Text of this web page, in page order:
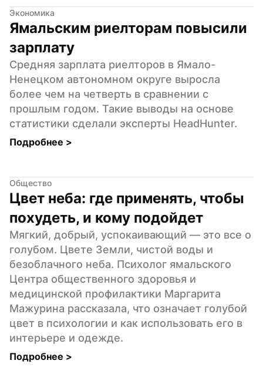
Экономика
Ямальским риелторам повысили
зарплату
Средняя зарплата риелторов в Ямало-
Ненецком автономном округе выросла
более чем на четверть в сравнении с
прошлым годом. Такие выводы на основе
статистики сделали эксперты HeadHunter.
Подробнее >
Общество
Цвет неба: где применять, чтобы
похудеть, и кому подойдет
Мягкий, добрый, успокаивающий — это все о
голубом. Цвете Земли, чистой воды и
безоблачного неба. Психолог ямальского
Центра общественного здоровья и
медицинской профилактики Маргарита
Мажурина рассказала, что означает голубой
цвет в психологии и как использовать его в
интерьере и одежде.
Подробнее >